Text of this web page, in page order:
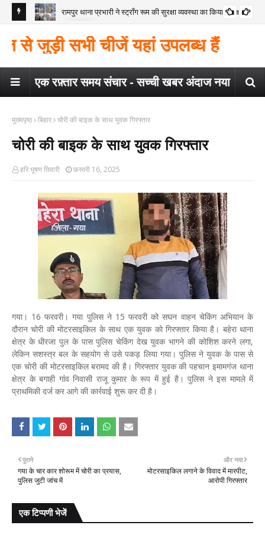
कोंच रामपुर थाना प्रभारी ने स्ट्रॉंग रूम की सुरक्षा व्यवस्था का किया निरीक्षण
जुड़ी सभी चीजें यहां उपलब्ध हैं
एक रफ़्तार समय संचार - सच्ची खबर अंदाज नया
मुख्यपृष्ठ बिहार चोरी की बाइक के साथ युवक गिरफ्तार
चोरी की बाइक के साथ युवक गिरफ्तार
हरि भूषण तिवारी फ़रवरी 16, 2025
गया। 16 फरवरी। गया पुलिस ने 15 फरवरी को सघन वाहन चेकिंग अभियान के
दौरान चोरी की मोटरसाइकिल के साथ एक युवक को गिरफ्तार किया है। बहेरा थाना
क्षेत्र के धीरजा पुल के पास पुलिस चेकिंग देख युवक भागने की कोशिश करने लगा,
लेकिन सशस्त्र बल के सहयोग से उसे पकड़ लिया गया। पुलिस ने युवक के पास से
एक चोरी की मोटरसाइकिल बरामद की है। गिरफ्तार युवक की पहचान इमामगंज थाना
क्षेत्र के बगाही गांव निवासी राजू कुमार के रूप में हुई है। पुलिस ने इस मामले में
प्राथमिकी दर्ज कर आगे की कार्रवाई शुरू कर दी है।
और नया
मोटरसाइकिल लगाने के विवाद में मारपीट,
आरोपी गिरफ्तार
पुराने
गया के चार कार शोरूम में चोरी का प्रयास,
पुलिस जुटी जांच में
एक टिप्पणी भेजें